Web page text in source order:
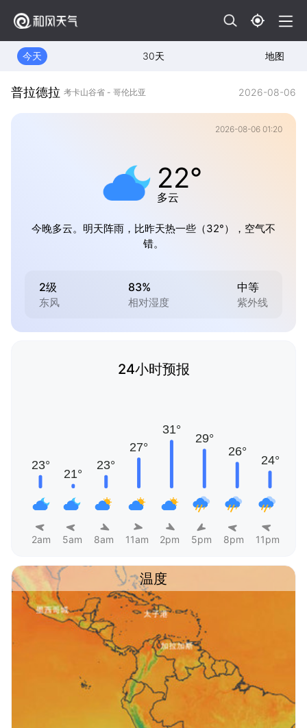
今天 30天 地图
普拉德拉 考卡山谷省 - 哥伦比亚 2026-08-06
2026-08-06 01:20
22°
多云
今晚多云。明天阵雨，比昨天热一些（32°），空气不
错。
2级
东风
83%
相对湿度
中等
紫外线
24小时预报
2am 5am 8am 11am 2pm 5pm 8pm 11pm
温度